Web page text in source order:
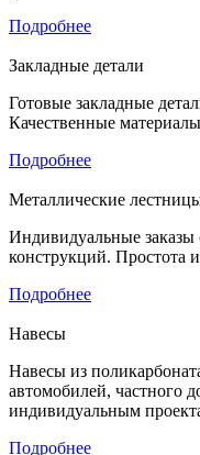
Подробнее
Закладные детали
Готовые закладные
Качественные
Подробнее
Металлические
Индивидуальные заказы
конструкций. Простота
Подробнее
Навесы
Навесы из
автомобилей, частного
индивидуальным
Подробнее